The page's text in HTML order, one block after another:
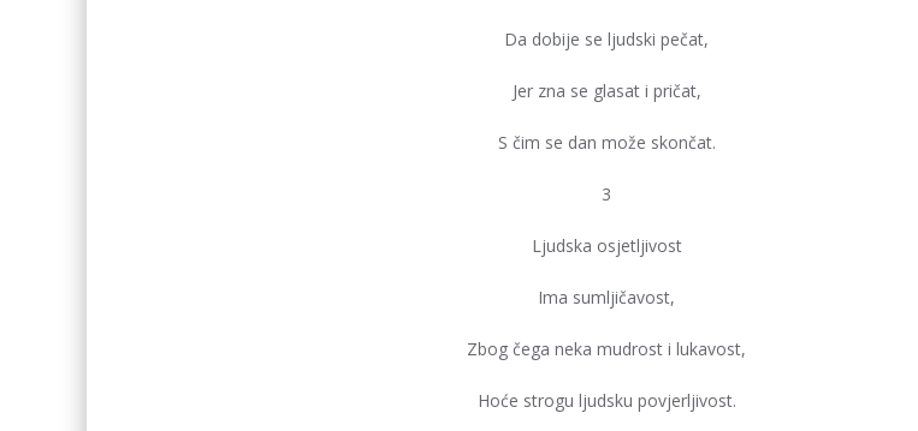
Da dobije se ljudski pečat,
Jer zna se glasat i pričat,
S čim se dan može skončat.
3
Ljudska osjetljivost
Ima sumljičavost,
Zbog čega neka mudrost i lukavost,
Hoće strogu ljudsku povjerljivost.